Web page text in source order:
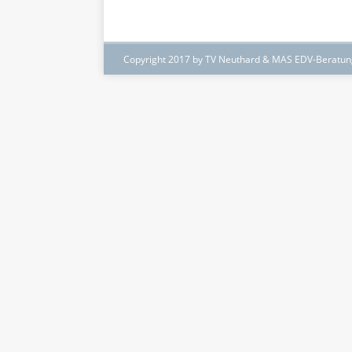
Copyright 2017 by TV Neuthard & MAS EDV-